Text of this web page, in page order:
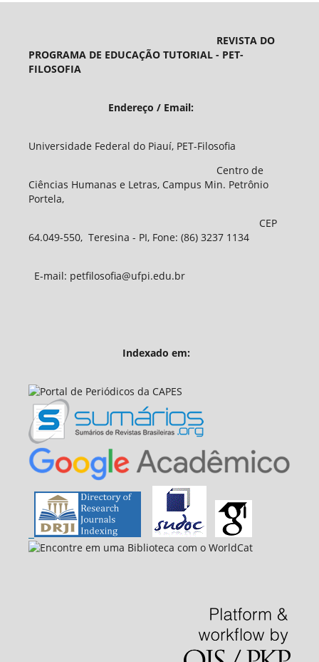
REVISTA DO
PROGRAMA DE EDUCAÇÃO TUTORIAL - PET-
FILOSOFIA
Endereço / Email:
Universidade Federal do Piauí, PET-Filosofia
Centro de
Ciências Humanas e Letras, Campus Min. Petrônio
Portela,
CEP
64.049-550, Teresina - PI, Fone: (86) 3237 1134
E-mail: petfilosofia@ufpi.edu.br
Indexado em: